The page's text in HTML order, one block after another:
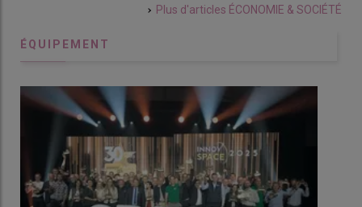
Plus d'articles ÉCONOMIE & SOCIÉTÉ
ÉQUIPEMENT